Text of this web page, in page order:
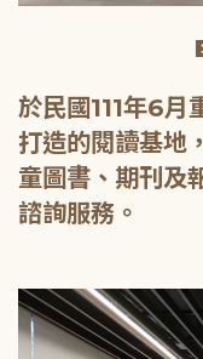
於民國111年6月
打造的閱讀基地
童圖書、期刊及
諮詢服務。